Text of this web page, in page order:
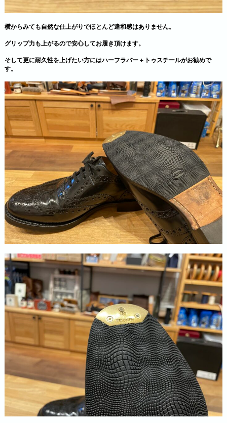
横からみても自然な仕上がりでほとんど違和感はありません。
グリップ力も上がるので安心してお履き頂けます。
そして更に耐久性を上げたい方にはハーフラバー＋トゥスチールがお勧めで
す。